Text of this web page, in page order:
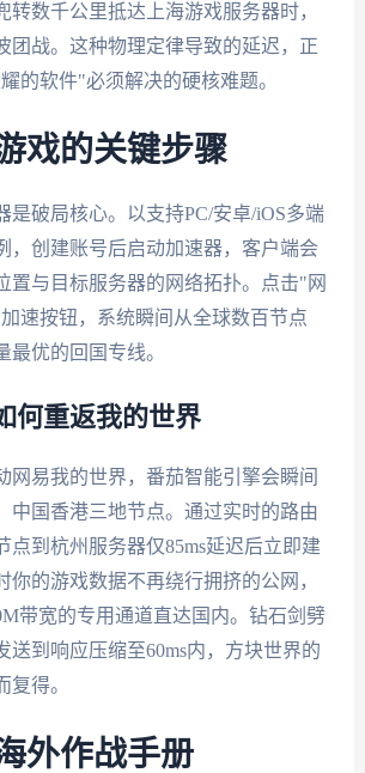
转数千公里抵达上海游戏服务器时，
团战。这种物理定律导致的延迟，正
的软件"必须解决的硬核难题。
戏的关键步骤
是破局核心。以支持PC/安卓/iOS多端
，创建账号后启动加速器，客户端会
置与目标服务器的网络拓扑。点击"网
速按钮，系统瞬间从全球数百节点
最优的回国专线。
何重返我的世界
网易我的世界，番茄智能引擎会瞬间
中国香港三地节点。通过实时的路由
点到杭州服务器仅85ms延迟后立即建
你的游戏数据不再绕行拥挤的公网，
带宽的专用通道直达国内。钻石剑劈
送到响应压缩至60ms内，方块世界的
复得。
外作战手册